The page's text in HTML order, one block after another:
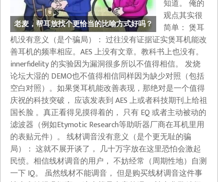
老麦，帮耳放找个更恰当的比喻方式好吗？
知道。 俺的
观点其实很
简单： 煲耳
机没有意义（是个骗局）： 过往没有证据证实煲耳机能改
善耳机的频率相应。AES 上没有文章。教科书上也没有。
innerfidelity 的实验因为漏洞很多所以不值得相信。 发烧
论坛大湿的 DEMO也不值得相信同样因为缺少对照（包括
空白对照）。如果煲耳机能改善表现，那绝对是一个值得
庆祝的科技突破， 应该发表到 AES 上或者科技期刊上给祖
国长脸 。真正看得见摸得着的， 只有 EQ 或者主动被动的
滤波器（例如Etymotic Research等助听器厂商在耳机里用
的表贴元件）。 线材调音没有意义（是个更无耻的骗
局）： 这就不展开谈了， 几十万字放在这里恐怕会激起
民愤。相信线材调音的用户， 不妨经常（周期性地）自测
一下 IQ。 虽然线材不能调音， 但是购买线材调音这件事